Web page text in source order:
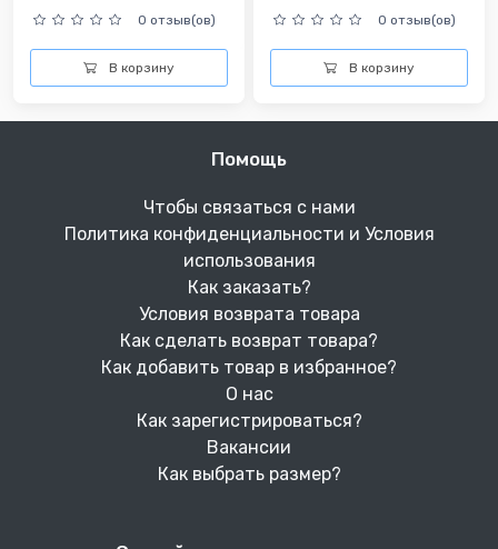
0 отзыв(ов)
В корзину
0 отзыв(ов)
В корзину
Помощь
Чтобы связаться с нами
Политика конфиденциальности и Условия
использования
Как заказать?
Условия возврата товара
Как сделать возврат товара?
Как добавить товар в избранное?
О нас
Как зарегистрироваться?
Вакансии
Как выбрать размер?